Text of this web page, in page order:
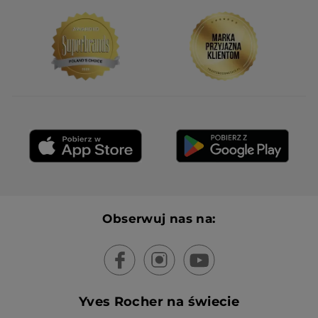
Obserwuj nas na:
Yves Rocher na świecie